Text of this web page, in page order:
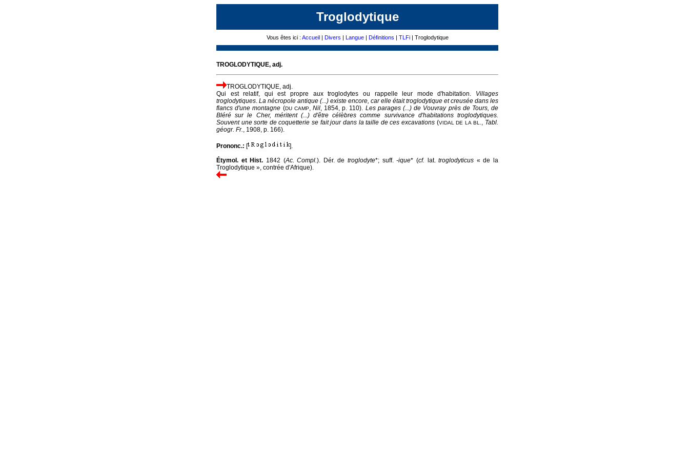
Troglodytique
Vous êtes ici : Accueil| Divers | Langue| Définitions | TLFi| Troglodytique
TROGLODYTIQUE, adj.
TROGLODYTIQUE, adj.
Qui est relatif, qui est propre aux troglodytes ou rappelle leur mode d'habitation. Villages
troglodytiques. La nécropole antique (...) existe encore, car elle était troglodytique et creusée dans les
flancs d'une montagne (DU CAMP, Nil, 1854, p. 110). Les parages (...) de Vouvray près de Tours, de
Bléré sur le Cher, méritent (...) d'être célèbres comme survivance d'habitations troglodytiques.
Souvent une sorte de coquetterie se fait jour dans la taille de ces excavations(VIDAL DE LA BL. , Tabl.
géogr. Fr., 1908, p. 166).
Prononc.: [
].
Étymol. et Hist. 1842 (Ac. Compl.). Dér. de troglodyte*; suff.-ique* (cf. lat.troglodyticus « de la
Troglodytique », contrée d'Afrique).